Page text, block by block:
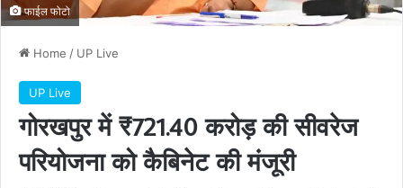
फाईल फोटो
Home / UP Live
UP Live
गोरखपुर में ₹721.40 करोड़ की सीवरेज
परियोजना को कैबिनेट की मंजूरी